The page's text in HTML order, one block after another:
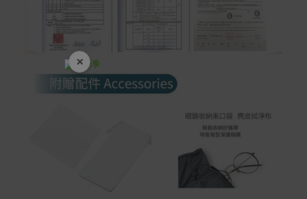
× 開學裝備全面降價